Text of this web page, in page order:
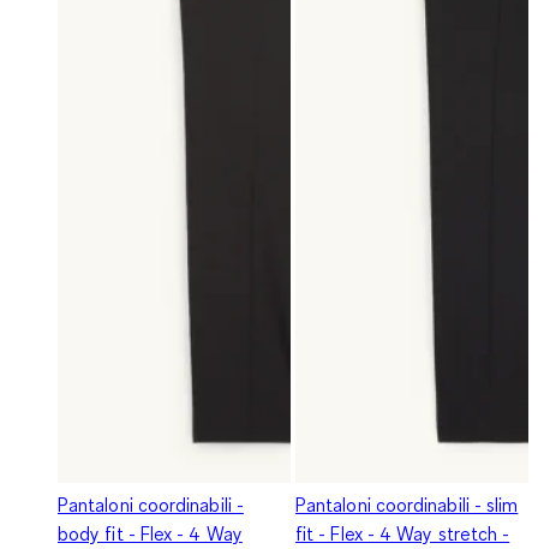
Pantaloni coordinabili -
body fit - Flex - 4 Way
Pantaloni coordinabili - slim
fit - Flex - 4 Way stretch -